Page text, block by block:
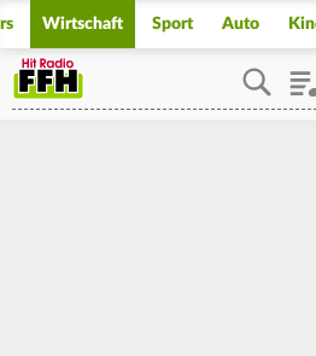
Wirtschaft Sport Auto